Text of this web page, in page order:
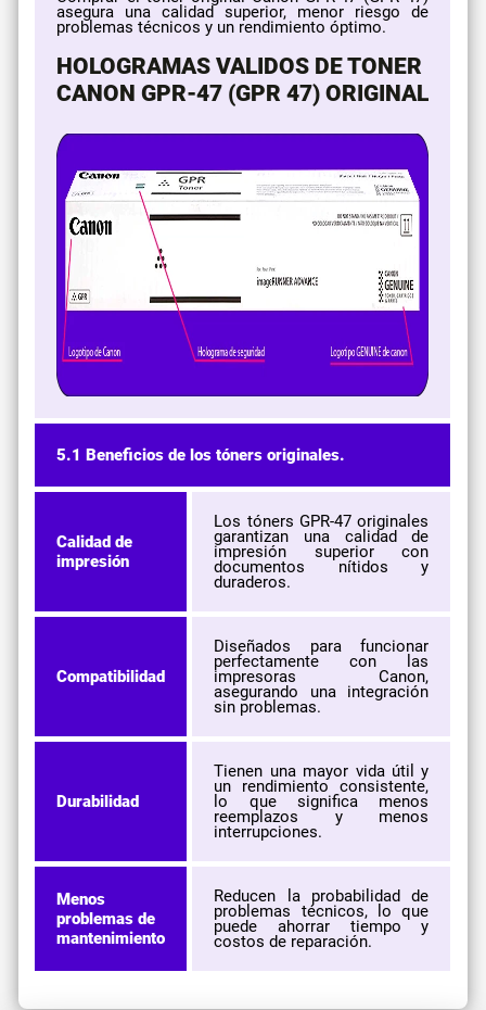
asegura una calidad superior, menor riesgo de
problemas técnicos y un rendimiento óptimo.
HOLOGRAMAS VALIDOS DE TONER
CANON GPR-47 (GPR 47) ORIGINAL
5.1 Beneficios de los tóners originales.
Calidad de
impresión
Los tóners GPR-47 originales
garantizan una calidad de
impresión superior con
documentos nítidos y
duraderos.
Compatibilidad
Diseñados para funcionar
perfectamente con las
impresoras Canon,
asegurando una integración
sin problemas.
Durabilidad
Tienen una mayor vida útil y
un rendimiento consistente,
lo que significa menos
reemplazos y menos
interrupciones.
Menos
problemas de
mantenimiento
Reducen la probabilidad de
problemas técnicos, lo que
puede ahorrar tiempo y
costos de reparación.